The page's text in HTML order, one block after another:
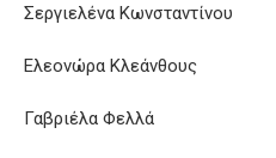
Σεργιελένα
Ελεονώρα Κλεάνθους
Γαβριέλα Φελλά